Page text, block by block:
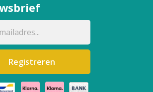
Registreren